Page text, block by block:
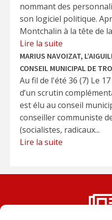
nommant des
son logiciel politique.
Montchalin à la tête de
Lire la suite
MARIUS NAVOIZAT,
CONSEIL MUNICIPAL DE
Au fil de l'été 36 (7) Le
d’un scrutin
est élu au conseil
conseiller communiste
(socialistes, radicaux...
Lire la suite